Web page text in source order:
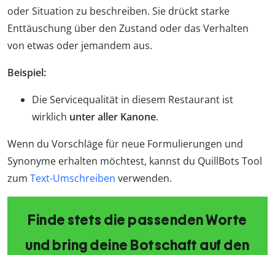
oder Situation zu beschreiben. Sie drückt starke
Enttäuschung über den Zustand oder das Verhalten
von etwas oder jemandem aus.
Beispiel:
Die Servicequalität in diesem Restaurant ist
wirklich unter aller Kanone.
Wenn du Vorschläge für neue Formulierungen und
Synonyme erhalten möchtest, kannst du QuillBots Tool
zum Text-Umschreiben verwenden.
Finde stets die passenden Worte
und bring deine Botschaft auf den